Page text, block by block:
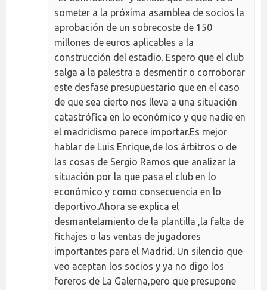
someter a la próxima asamblea de socios la
aprobación de un sobrecoste de 150
millones de euros aplicables a la
construcción del estadio. Espero que el club
salga a la palestra a desmentir o corroborar
este desfase presupuestario que en el caso
de que sea cierto nos lleva a una situación
catastrófica en lo económico y que nadie en
el madridismo parece importar.Es mejor
hablar de Luis Enrique,de los árbitros o de
las cosas de Sergio Ramos que analizar la
situación por la que pasa el club en lo
económico y como consecuencia en lo
deportivo.Ahora se explica el
desmantelamiento de la plantilla ,la falta de
fichajes o las ventas de jugadores
importantes para el Madrid. Un silencio que
veo aceptan los socios y ya no digo los
foreros de La Galerna,pero que presupone